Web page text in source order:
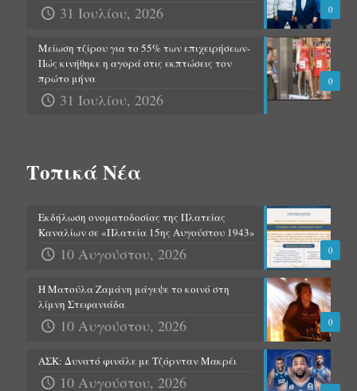
0
31 Ιουλίου, 2026
0
Μείωση τζίρου για το 55% των επιχειρήσεων-
Πώς κινήθηκε η αγορά στις εκπτώσεις τον
πρώτο μήνα
31 Ιουλίου, 2026
Τοπικά Νέα
0
Εκδήλωση ονοματοδοσίας της Πλατείας
Καναλίων σε «Πλατεία 15ης Αυγούστου 1943»
10 Αυγούστου, 2026
0
Η Ματούλα Ζαμάνη μάγεψε το κοινό στη
λίμνη Στεφανιάδα
10 Αυγούστου, 2026
ΑΣΚ: Δυνατό φινάλε με Τζόρνταν Μακρέι
10 Αυγούστου, 2026